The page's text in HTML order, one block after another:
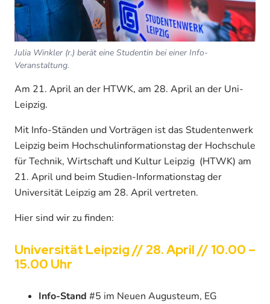
Julia Winkler (r.) berät eine Studentin bei einer Info-
Veranstaltung.
Am 21. April an der HTWK, am 28. April an der Uni-
Leipzig.
Mit Info-Ständen und Vorträgen ist das Studentenwerk
Leipzig beim Hochschulinformationstag der Hochschule
für Technik, Wirtschaft und Kultur Leipzig (HTWK) am
21. April und beim Studien-Informationstag der
Universität Leipzig am 28. April vertreten.
Hier sind wir zu finden:
Universität Leipzig // 28. April // 10.00 –
15.00 Uhr
Info-Stand #5 im Neuen Augusteum, EG